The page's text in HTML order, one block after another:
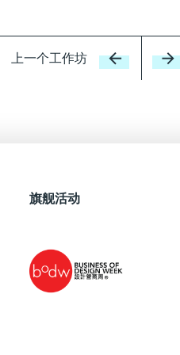
上一个工作坊
旗舰活动